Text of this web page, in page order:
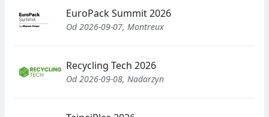
EuroPack Summit 2026
Od 2026-09-07, Montreux
Recycling Tech 2026
Od 2026-09-08, Nadarzyn